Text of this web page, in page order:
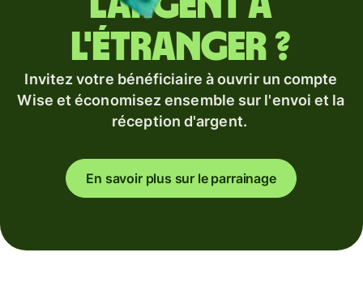
l'étranger ?
Invitez votre bénéficiaire à ouvrir un compte
Wise et économisez ensemble sur l'envoi et la
réception d'argent.
En savoir plus sur le parrainage